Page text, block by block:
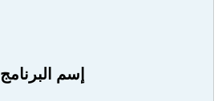
إسم البرنامج